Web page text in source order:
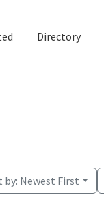
Directory
by: Newest First